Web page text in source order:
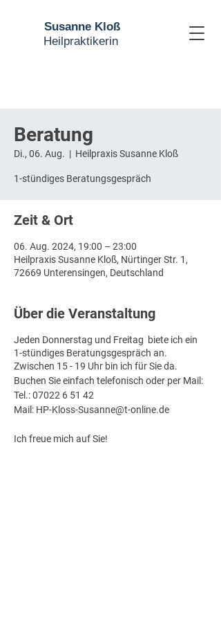
Susanne Kloß
Heilpraktikerin
Beratung
Di., 06. Aug.
  |
Heilpraxis Susanne Kloß
1-stündiges Beratungsgespräch
Zeit & Ort
06. Aug. 2024, 19:00 – 23:00
Heilpraxis Susanne Kloß, Nürtinger Str. 1,
72669 Unterensingen, Deutschland
Über die Veranstaltung
Jeden Donnerstag und Freitag biete ich ein
1-stündiges Beratungsgespräch an.
Zwischen 15 - 19 Uhr bin ich für Sie da.
Buchen Sie einfach telefonisch oder per Mail:
Tel.: 07022 6 51 42
Mail: HP-Kloss-Susanne@t-online.de
Ich freue mich auf Sie!